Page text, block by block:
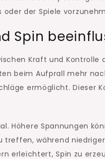
der Spiele
Spin
Kraft und Kontrolle
beim Aufprall mehr
ermöglicht. Dieser
Höhere Spannungen
treffen, während
erleichtert, Spin zu